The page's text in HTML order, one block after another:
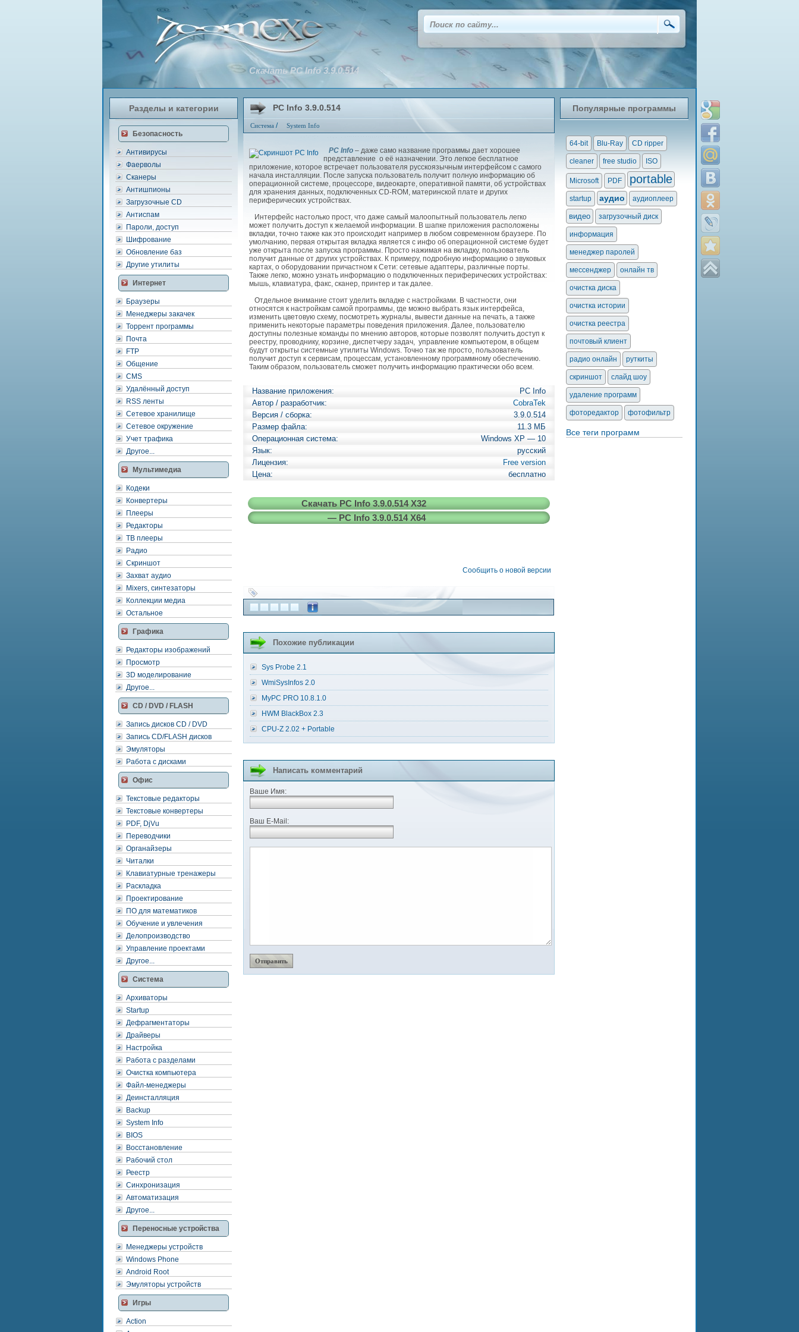
Разделы и категории
Безопасность
Антивирусы
Фаерволы
Сканеры
Антишпионы
Загрузочные CD
Антиспам
Пароли, доступ
Шифрование
Обновление баз
Другие утилиты
Интернет
Браузеры
Менеджеры закачек
Торрент программы
Почта
FTP
Общение
CMS
Удалённый доступ
RSS ленты
Сетевое хранилище
Сетевое окружение
Учет трафика
Другое...
Мультимедиа
Кодеки
Конвертеры
Плееры
Редакторы
ТВ плееры
Радио
Скриншот
Захват аудио
Mixers, синтезаторы
Коллекции медиа
Остальное
Графика
Редакторы изображений
Просмотр
3D моделирование
Другое...
CD / DVD / FLASH
Запись дисков CD / DVD
Запись CD/FLASH дисков
Эмуляторы
Работа с дисками
Офис
Текстовые редакторы
Текстовые конвертеры
PDF, DjVu
Переводчики
Органайзеры
Читалки
Клавиатурные тренажеры
Раскладка
Проектирование
ПО для математиков
Обучение и увлечения
Делопроизводство
Управление проектами
Другое...
Система
Архиваторы
Startup
Дефрагментаторы
Драйверы
Настройка
Работа с разделами
Очистка компьютера
Файл-менеджеры
Деинсталляция
Backup
System Info
BIOS
Восстановление
Рабочий стол
Реестр
Синхронизация
Автоматизация
Другое...
Переносные устройства
Менеджеры устройств
Windows Phone
Android Root
Эмуляторы устройств
Игры
Action
PC Info 3.9.0.514
Система / System Info
Скачать PC Info 3.9.0.514
PC Info – даже само название программы даeт хорошее
представление о её назначении. Это легкое бесплатное
приложение, которое встречает пользователя русскоязычным интерфейсом с самого
начала инсталляции. После запуска пользователь получит полную информацию об
операционной системе, процессоре, видеокарте, оперативной памяти, об устройствах
для хранения данных, подключенных CD-ROM, материнской плате и других
периферических устройствах.
Интерфейс настолько прост, что даже самый малоопытный пользователь легко
может получить доступ к желаемой информации. В шапке приложения расположены
вкладки, точно также как это происходит например в любом современном браузере. По
умолчанию, первая открытая вкладка является с инфо об операционной системе будет
уже открыта после запуска программы. Просто нажимая на вкладку, пользователь
получит данные от других устройствах. К примеру, подробную информацию о звуковых
картах, о оборудовании причастном к Сети: сетевые адаптеры, различные порты.
Также легко, можно узнать информацию о подключенных периферических устройствах:
мышь, клавиатура, факс, сканер, принтер и так далее.
Отдельное внимание стоит уделить вкладке с настройками. В частности, они
относятся к настройкам самой программы, где можно выбрать язык интерфейса,
изменить цветовую схему, посмотреть журналы, вывести данные на печать, а также
применить некоторые параметры поведения приложения. Далее, пользователю
доступны полезные команды по мнению авторов, которые позволят получить доступ к
реестру, проводнику, корзине, диспетчеру задач, управление компьютером, в общем
будут открыты системные утилиты Windows. Точно так же просто, пользователь
получит доступ к сервисам, процессам, установленному программному обеспечению.
Таким образом, пользователь сможет получить информацию практически обо всем.
Название приложения:
PC Info
Автор / разработчик:
CobraTek
Версия / сборка:
3.9.0.514
Размер файла:
11.3 МБ
Операционная система:
Windows XP — 10
Язык:
русский
Лицензия:
Free version
Цена:
бесплатно
Скачать PC Info 3.9.0.514 X32
— PC Info 3.9.0.514 X64
Сообщить о новой версии
Похожие публикации
Sys Probe 2.1
WmiSysInfos 2.0
MyPC PRO 10.8.1.0
HWM BlackBox 2.3
CPU-Z 2.02 + Portable
Написать комментарий
Ваше Имя:
Ваш E-Mail:
Популярные программы
64-bit Blu-Ray CD ripper
cleaner free studio ISO
Microsoft PDF portable
startup аудио аудиоплеер
видео загрузочный диск
информация
менеджер паролей
мессенджер онлайн тв
очистка диска
очистка истории
очистка реестра
почтовый клиент
радио онлайн руткиты
скриншот слайд шоу
удаление программ
фоторедактор фотофильтр
Все теги программ